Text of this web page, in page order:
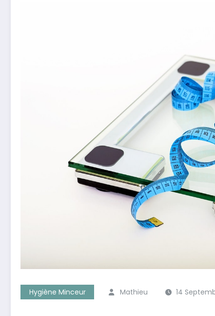
Hygiène Minceur Mathieu 14